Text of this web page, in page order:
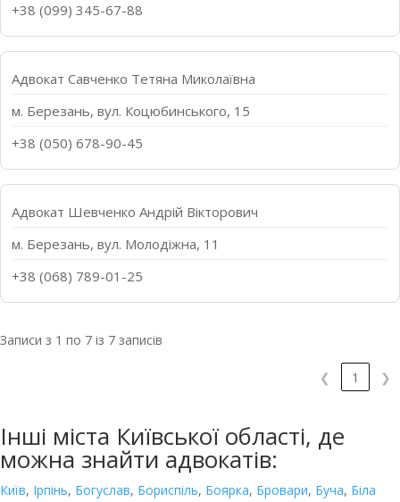
+38 (099) 345-67-88
Адвокат Савченко Тетяна Миколаївна
м. Березань, вул. Коцюбинського, 15
+38 (050) 678-90-45
Адвокат Шевченко Андрій Вікторович
м. Березань, вул. Молодіжна, 11
+38 (068) 789-01-25
Записи з 1 по 7 із 7 записів
❮ 1 ❯
Інші міста Київської області, де
можна знайти адвокатів:
Київ, Ірпінь, Богуслав, Бориспіль, Боярка, Бровари, Буча, Біла